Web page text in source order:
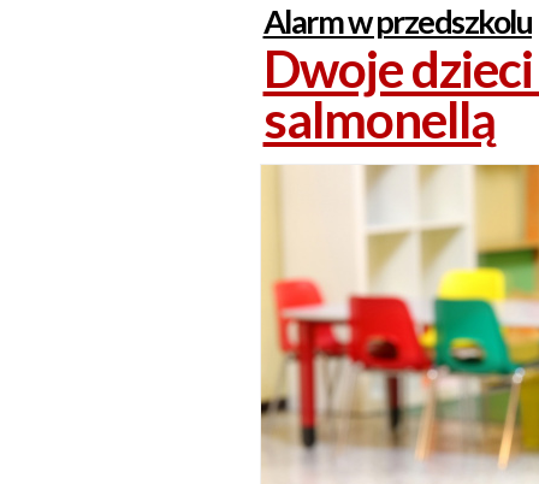
Alarm w przedszkolu
Dwoje
salmonellą